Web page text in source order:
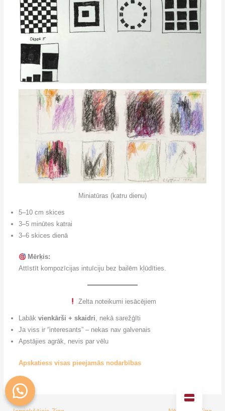
Miniatūras (katru dienu)
5–10 cm skices
3–5 minūtes katrai
3–6 skices dienā
Mērķis:
Attīstīt kompozīcijas intuīciju bez bailēm kļūdīties.
Zelta noteikumi iesācējiem
Labāk vienkārši + skaidri , nekā sarežģīti
Ja viss ir “interesants” – nekas nav galvenais
Apstājies agrāk, nevis par vēlu
Apskatiess visas pieejamās nodarbības